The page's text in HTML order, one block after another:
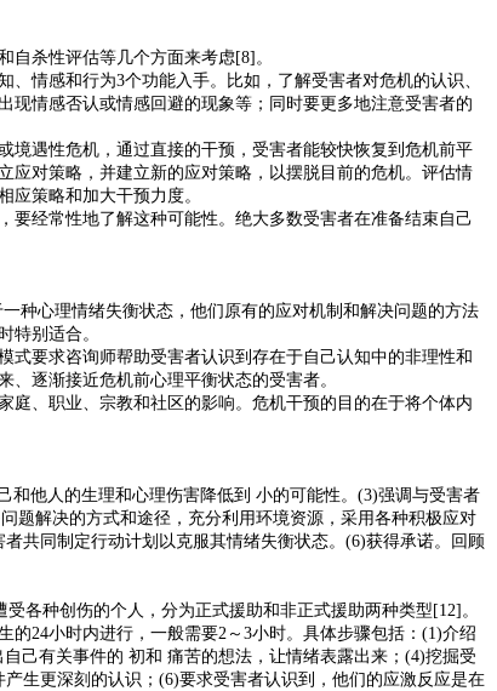
自杀性评估等几个方面来考虑[8]。
情感和行为3个功能入手。比如，了解受害者对危机的认识、
情感否认或情感回避的现象等；同时要更多地注意受害者的
境遇性危机，通过直接的干预，受害者能较快恢复到危机前平
应对策略，并建立新的应对策略，以摆脱目前的危机。评估情
策略和加大干预力度。
经常性地了解这种可能性。绝大多数受害者在准备结束自己
种心理情绪失衡状态，他们原有的应对机制和解决问题的方法
特别适合。
要求咨询师帮助受害者认识到存在于自己认知中的非理性和
逐渐接近危机前心理平衡状态的受害者。
、职业、宗教和社区的影响。危机干预的目的在于将个体内
他人的生理和心理伤害降低到 小的可能性。(3)强调与受害者
题解决的方式和途径，充分利用环境资源，采用各种积极应对
共同制定行动计划以克服其情绪失衡状态。(6)获得承诺。回顾
各种创伤的个人，分为正式援助和非正式援助两种类型[12]。
24小时内进行，一般需要2～3小时。具体步骤包括：(1)介绍
己有关事件的 初和 痛苦的想法，让情绪表露出来；(4)挖掘受
生更深刻的认识；(6)要求受害者认识到，他们的应激反应是在